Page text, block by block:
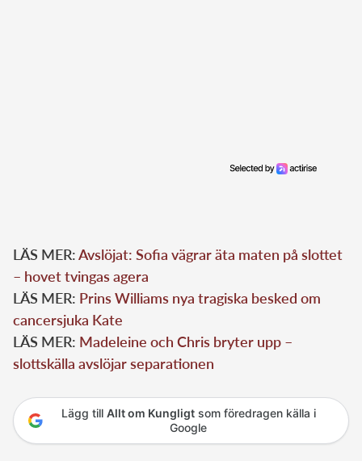
LÄS MER:Avslöjat: Sofia vägrar äta maten på slottet
– hovet tvingas agera
LÄS MER: Prins Williams nya tragiska besked om
cancersjuka Kate
LÄS MER: Madeleine och Chris bryter upp –
slottskälla avslöjar separationen
Lägg till Allt om Kungligtsom föredragen källa i
Google